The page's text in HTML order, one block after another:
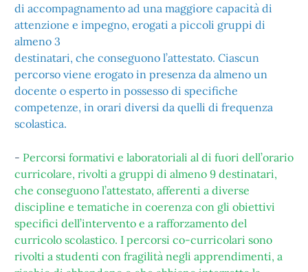
di accompagnamento ad una maggiore capacità di
attenzione e impegno, erogati a piccoli gruppi di
almeno 3
destinatari, che conseguono l’attestato. Ciascun
percorso viene erogato in presenza da almeno un
docente o esperto in possesso di specifiche
competenze, in orari diversi da quelli di frequenza
scolastica.
- Percorsi formativi e laboratoriali al di fuori dell’orario
curricolare, rivolti a gruppi di almeno 9 destinatari,
che conseguono l’attestato, afferenti a diverse
discipline e tematiche in coerenza con gli obiettivi
specifici dell’intervento e a rafforzamento del
curricolo scolastico. I percorsi co-curricolari sono
rivolti a studenti con fragilità negli apprendimenti, a